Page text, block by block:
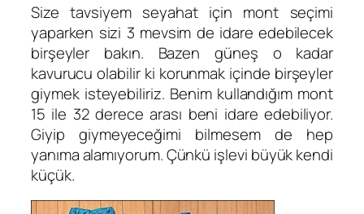
Size tavsiyem seyahat için mont seçimi
yaparken sizi 3 mevsim de idare edebilecek
birşeyler bakın. Bazen güneş o kadar
kavurucu olabilir ki korunmak içinde birşeyler
giymek isteyebiliriz. Benim kullandığım mont
15 ile 32 derece arası beni idare edebiliyor.
Giyip giymeyeceğimi bilmesem de hep
yanıma alamıyorum. Çünkü işlevi büyük kendi
küçük.